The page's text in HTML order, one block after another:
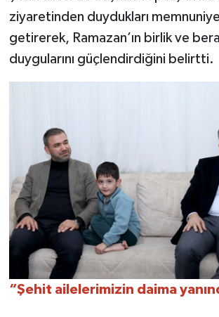
ziyaretinden duydukları
getirerek, Ramazan’ın birlik ve
duygularını güçlendirdiğini belirtti.
“Şehit ailelerimizin daima